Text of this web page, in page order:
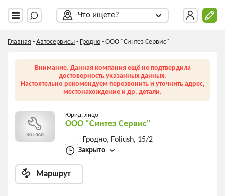
Что ищете?
Главная - Автосервисы - Гродно - ООО "Синтез Сервис"
Внимание. Данная компания ещё не подтвердила
достоверность указанных данных.
Настоятельно рекомендуем перезвонить и уточнить адрес,
местонахождение и др. детали.
Юрид. лицо
ООО "Синтез Сервис"
Гродно, Foliush, 15/2
Закрыто
Маршрут